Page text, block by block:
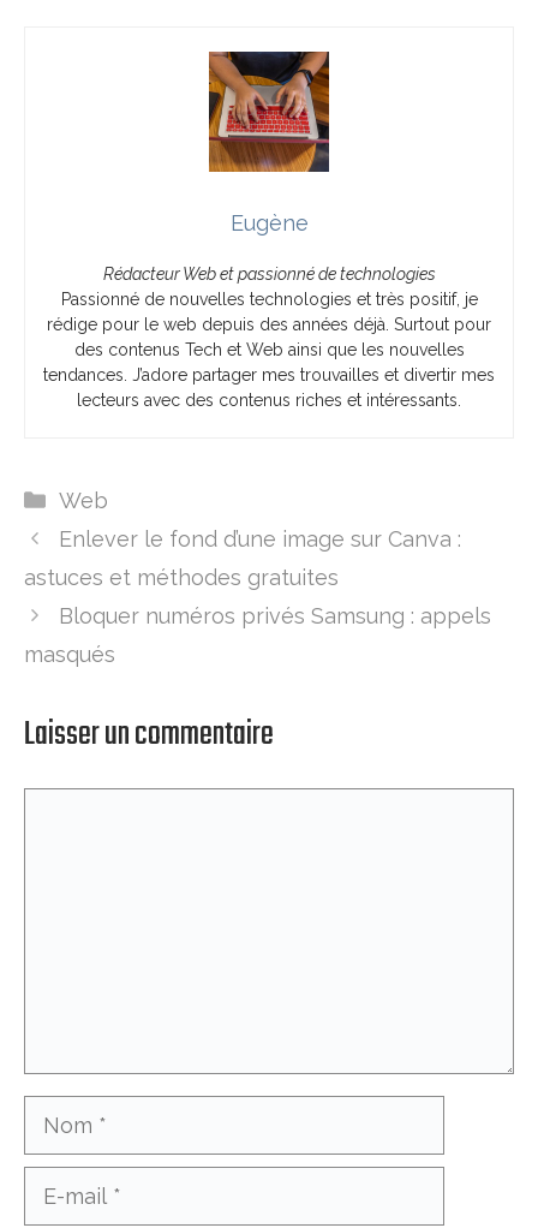
Eugène
Rédacteur Web et passionné de technologies
Passionné de nouvelles technologies et très positif, je
rédige pour le web depuis des années déjà. Surtout pour
des contenus Tech et Web ainsi que les nouvelles
tendances. J’adore partager mes trouvailles et divertir mes
lecteurs avec des contenus riches et intéressants.
Catégories
Web
Enlever le fond d’une image sur Canva :
astuces et méthodes gratuites
Bloquer numéros privés Samsung : appels
masqués
Laisser un commentaire